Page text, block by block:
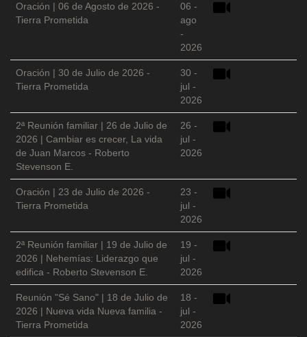
Oración | 06 de Agosto de 2026 -
Tierra Prometida
06 -
ago
-
2026
Oración | 30 de Julio de 2026 -
Tierra Prometida
30 -
jul -
2026
2ª Reunión familiar | 26 de Julio de
2026 | Cambiar es crecer, La vida
de Juan Marcos - Roberto
Stevenson E.
26 -
jul -
2026
Oración | 23 de Julio de 2026 -
Tierra Prometida
23 -
jul -
2026
2ª Reunión familiar | 19 de Julio de
2026 | Nehemías: Liderazgo que
edifica - Roberto Stevenson E.
19 -
jul -
2026
Reunión "Sé Sano" | 18 de Julio de
2026 | Nueva vida Nueva familia -
Tierra Prometida
18 -
jul -
2026